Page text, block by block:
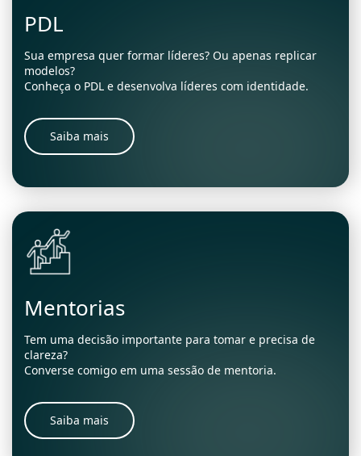
PDL
Sua empresa quer formar líderes? Ou apenas replicar
modelos?
Conheça o PDL e desenvolva líderes com identidade.
Saiba mais
Mentorias
Tem uma decisão importante para tomar e precisa de
clareza?
Converse comigo em uma sessão de mentoria.
Saiba mais